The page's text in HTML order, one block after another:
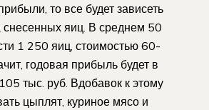
то все будет зависеть
снесенных яиц. В среднем 50
1 250 яиц, стоимостью 60-
годовая прибыль будет в
тыс. руб. Вдобавок к этому
цыплят, куриное мясо и